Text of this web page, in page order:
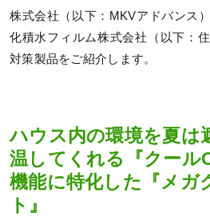
株式会社（以下：MKVアドバンス
化積水フィルム株式会社（以下：
対策製品をご紹介します。
ハウス内の環境を夏は
温してくれる『クール
機能に特化した『メガ
ト』